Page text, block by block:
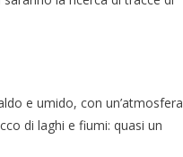
e umido, con un’atmosfera
di laghi e fiumi: quasi un